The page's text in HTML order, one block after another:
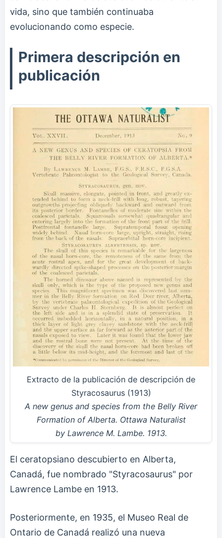
vida, sino que también continuaba
evolucionando como especie.
Primera descripción en
publicación
Extracto de la publicación de descripción de
Styracosaurus (1913)
A new genus and species from the Belly River
Formation of Alberta. Ottawa Naturalist
by Lawrence M. Lambe. 1913.
El ceratopsiano descubierto en Alberta,
Canadá, fue nombrado "Styracosaurus" por
Lawrence Lambe en 1913.
Posteriormente, en 1935, el Museo Real de
Ontario de Canadá realizó una nueva